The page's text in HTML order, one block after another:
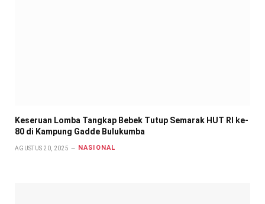
Keseruan Lomba Tangkap Bebek Tutup Semarak HUT RI ke-
80 di Kampung Gadde Bulukumba
AGUSTUS 20, 2025 NASIONAL